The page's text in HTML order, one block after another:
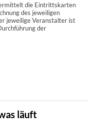
die Eintrittskarten
des jeweiligen
jeweilige Veranstalter ist
der
läuft